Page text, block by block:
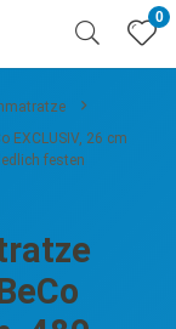
0
EXCLUSIV, 26 cm
festen